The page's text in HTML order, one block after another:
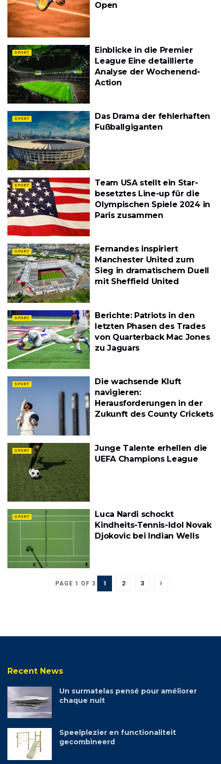
Open
SPORT
Einblicke in die Premier
League Eine detaillierte
Analyse der Wochenend-
Action
SPORT
Das Drama der fehlerhaften
Fußballgiganten
SPORT
Team USA stellt ein Star-
besetztes Line-up für die
Olympischen Spiele 2024 in
Paris zusammen
SPORT
Fernandes inspiriert
Manchester United zum
Sieg in dramatischem Duell
mit Sheffield United
SPORT
Berichte: Patriots in den
letzten Phasen des Trades
von Quarterback Mac Jones
zu Jaguars
SPORT
Die wachsende Kluft
navigieren:
Herausforderungen in der
Zukunft des County Crickets
SPORT
Junge Talente erhellen die
UEFA Champions League
SPORT
Luca Nardi schockt
Kindheits-Tennis-Idol Novak
Djokovic bei Indian Wells
PAGE 1 OF 3 1 2 3
Recent News
Un surmatelas pensé pour améliorer
chaque nuit
Speelplezier en functionaliteit
gecombineerd